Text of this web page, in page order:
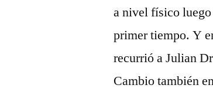
a nivel físico
primer tiempo. Y
recurrió a Julian
Cambio también